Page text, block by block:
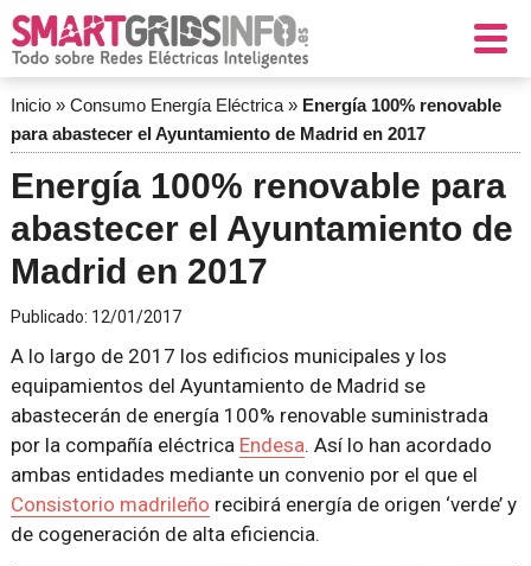
Inicio» Consumo Energía Eléctrica» Energía 100% renovable
para abastecer el Ayuntamiento de Madrid en 2017
Energía 100% renovable para
abastecer el Ayuntamiento de
Madrid en 2017
Publicado: 12/01/2017
A lo largo de 2017 los edificios municipales y los
equipamientos del Ayuntamiento de Madrid se
abastecerán de energía 100% renovable suministrada
por la compañía eléctrica Endesa. Así lo han acordado
ambas entidades mediante un convenio por el que el
Consistorio madrileño recibirá energía de origen ‘verde’ y
de cogeneración de alta eficiencia.